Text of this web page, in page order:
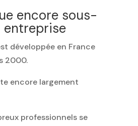
encore sous-
entreprise
développée en France
2000.
encore largement
professionnels se